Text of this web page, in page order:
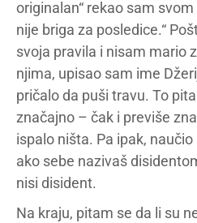
originalan“ rekao sam
nije briga za posledice.“
svoja pravila i nisam mario
njima, upisao sam ime
pričalo da puši travu. To
značajno – čak i previše
ispalo ništa. Pa ipak,
ako sebe nazivaš
nisi disident.
Na kraju, pitam se da li su